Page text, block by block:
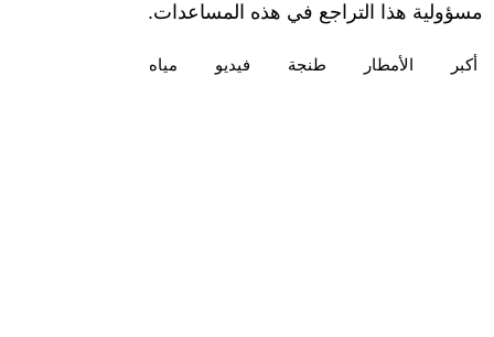
مسؤولية هذا التراجع في هذه المساعدات.
أكبر الأمطار طنجة فيديو مياه